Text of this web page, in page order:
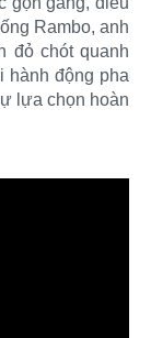
Rambo, anh
đỏ chót quanh
hành động pha
lựa chọn hoàn